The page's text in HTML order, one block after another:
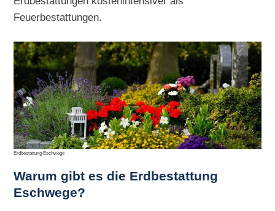
Feuerbestattungen.
Erdbestattung Eschwege
Warum gibt es die Erdbestattung
Eschwege?